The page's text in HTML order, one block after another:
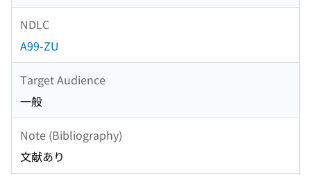
NDLC
A99-ZU
Target Audience
一般
Note (Bibliography)
文献あり